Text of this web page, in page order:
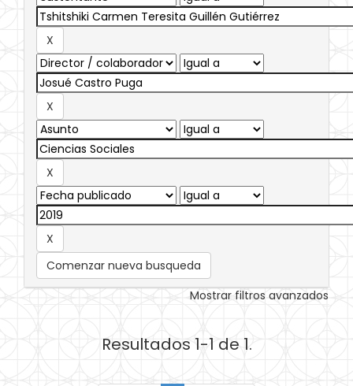
Comenzar nueva busqueda
Mostrar filtros avanzados
Resultados 1-1 de 1.